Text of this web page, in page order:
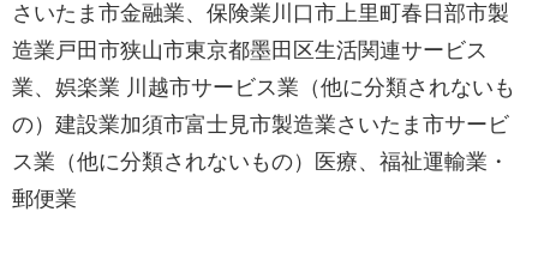
さいたま市金融業、保険業川口市上里町春日部市製
造業戸田市狭山市東京都墨田区生活関連サービス
業、娯楽業 川越市サービス業（他に分類されないも
の）建設業加須市富士見市製造業さいたま市サービ
ス業（他に分類されないもの）医療、福祉運輸業・
郵便業